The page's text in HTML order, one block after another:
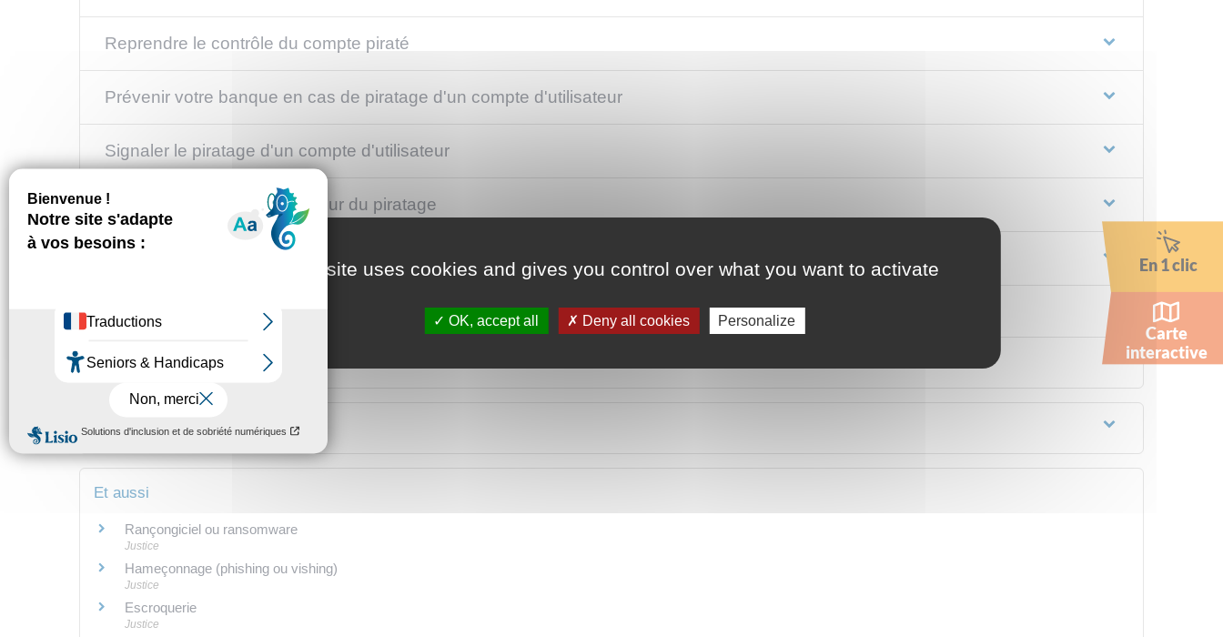
Reprendre le contrôle du compte piraté
Prévenir votre banque en cas de piratage d'un compte d'utilisateur
Signaler le piratage d'un compte d'utilisateur
Déposer plainte contre l'auteur du piratage
Obtenir la condamnation de l'auteur du piratage
Textes de référence
Services en ligne et formulaires
Et aussi
Rançongiciel ou ransomware
Justice
Hameçonnage (phishing ou vishing)
Justice
Escroquerie
Justice
En 1 clic
Carte
interactive
This site uses cookies and gives you control over what you want to activate
OK, accept all Deny all cookies Personalize